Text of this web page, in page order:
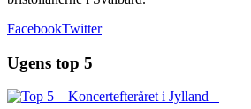
FacebookTwitter
Ugens top 5